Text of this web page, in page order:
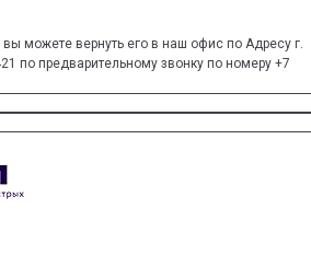
можете вернуть его в наш офис по Адресу г.
по предварительному звонку по номеру +7